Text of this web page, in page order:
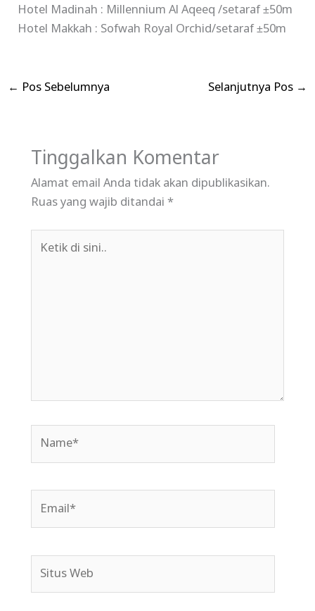
Hotel Madinah : Millennium Al Aqeeq /setaraf ±50m
Hotel Makkah : Sofwah Royal Orchid/setaraf ±50m
← Pos Sebelumnya Selanjutnya Pos →
Tinggalkan Komentar
Alamat email Anda tidak akan dipublikasikan.
Ruas yang wajib ditandai *